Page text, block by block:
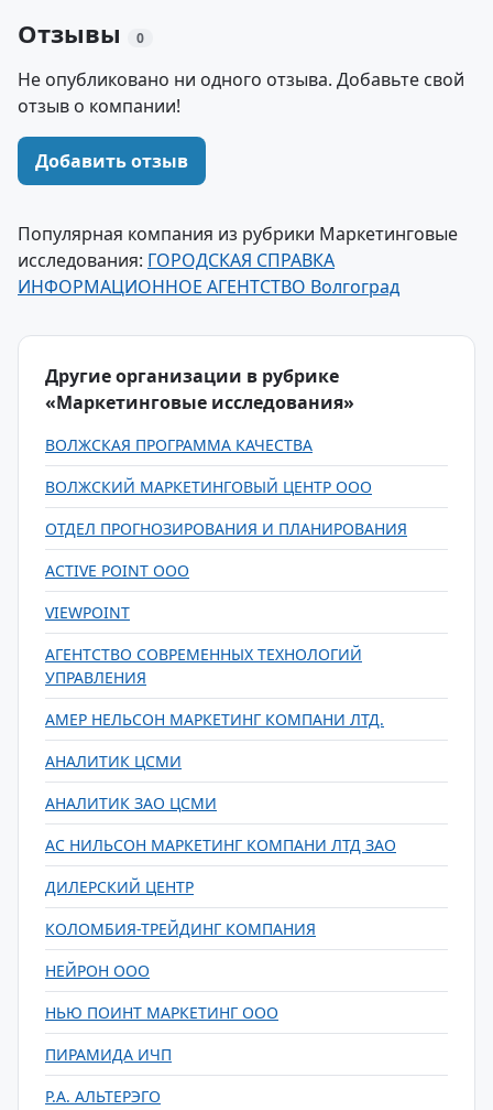
Отзывы 0
Не опубликовано ни одного отзыва. Добавьте свой
отзыв о компании!
Добавить отзыв
Популярная компания из рубрики Маркетинговые
исследования: ГОРОДСКАЯ СПРАВКА
ИНФОРМАЦИОННОЕ АГЕНТСТВО Волгоград
Другие организации в рубрике
«Маркетинговые исследования»
ВОЛЖСКАЯ ПРОГРАММА КАЧЕСТВА
ВОЛЖСКИЙ МАРКЕТИНГОВЫЙ ЦЕНТР ООО
ОТДЕЛ ПРОГНОЗИРОВАНИЯ И ПЛАНИРОВАНИЯ
ACTIVE POINT ООО
VIEWPOINT
АГЕНТСТВО СОВРЕМЕННЫХ ТЕХНОЛОГИЙ
УПРАВЛЕНИЯ
АМЕР НЕЛЬСОН МАРКЕТИНГ КОМПАНИ ЛТД.
АНАЛИТИК ЦСМИ
АНАЛИТИК ЗАО ЦСМИ
АС НИЛЬСОН МАРКЕТИНГ КОМПАНИ ЛТД ЗАО
ДИЛЕРСКИЙ ЦЕНТР
КОЛОМБИЯ-ТРЕЙДИНГ КОМПАНИЯ
НЕЙРОН ООО
НЬЮ ПОИНТ МАРКЕТИНГ ООО
ПИРАМИДА ИЧП
Р.А. АЛЬТЕРЭГО